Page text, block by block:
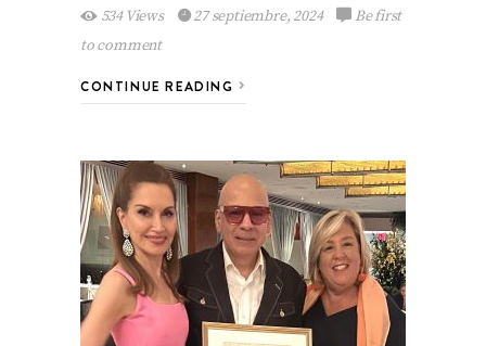
534 Views 27 septiembre, 2024
Be first
to comment
CONTINUE READING